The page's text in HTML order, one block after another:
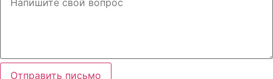
Отправить письмо